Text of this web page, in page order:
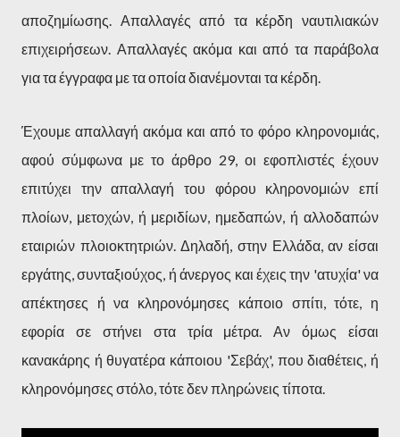
αποζημίωσης. Απαλλαγές από τα κέρδη ναυτιλιακών
επιχειρήσεων. Απαλλαγές ακόμα και από τα παράβολα
για τα έγγραφα με τα οποία διανέμονται τα κέρδη.
Έχουμε απαλλαγή ακόμα και από το φόρο κληρονομιάς,
αφού σύμφωνα με το άρθρο 29, οι εφοπλιστές έχουν
επιτύχει την απαλλαγή του φόρου κληρονομιών επί
πλοίων, μετοχών, ή μεριδίων, ημεδαπών, ή αλλοδαπών
εταιριών πλοιοκτητριών. Δηλαδή, στην Ελλάδα, αν είσαι
εργάτης, συνταξιούχος, ή άνεργος και έχεις την 'ατυχία' να
απέκτησες ή να κληρονόμησες κάποιο σπίτι, τότε, η
εφορία σε στήνει στα τρία μέτρα. Αν όμως είσαι
κανακάρης ή θυγατέρα κάποιου 'Σεβάχ', που διαθέτεις, ή
κληρονόμησες στόλο, τότε δεν πληρώνεις τίποτα.